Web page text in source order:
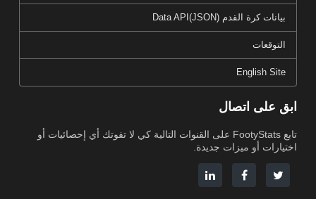
بيانات كرة القدم Data API(JSON)
التوقعات
English Site
ابق على اتصال
تابع FootyStats على القنوات التالية كي لا تفوتك أي إحصائيات أو
اختيارات أو ميزات جديدة.